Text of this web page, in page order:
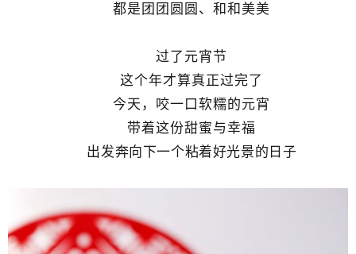
都是团团圆圆、和和美美
过了元宵节
这个年才算真正过完了
今天，咬一口软糯的元宵
带着这份甜蜜与幸福
出发奔向下一个粘着好光景的日子